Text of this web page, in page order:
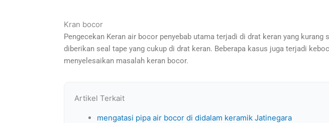
Kran bocor
Pengecekan Keran air bocor penyebab utama terjadi di drat keran yang
diberikan seal tape yang cukup di drat keran. Beberapa kasus juga terjadi
menyelesaikan masalah keran bocor.
Artikel Terkait
mengatasi pipa air bocor di didalam keramik Jatinegara